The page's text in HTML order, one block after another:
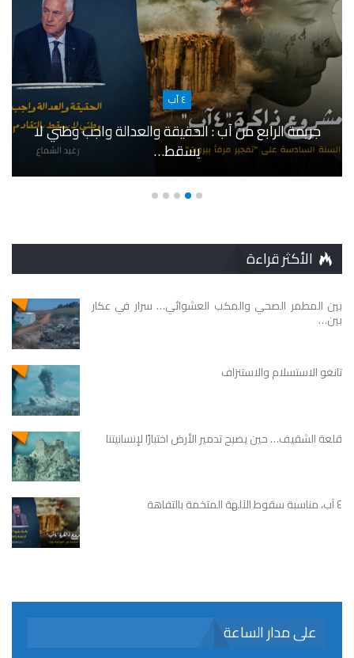
٤ آب
جريمة الرابع من آب : الحقيقة والعدالة واجب وطني لا
يسقط…
الأكثر قراءة
بين المطمر الصحي والمكب العشوائي… سرار في عكار
بين…
تانغو الاستسلام والاستنزاف
قلعة الشقيف… حين يصبح تدمير الأرض اختبارًا لإنسانيتنا
٤ آب، مناسبة سقوط الآلهة المتخمة بالتفاهة
على مدار الساعة